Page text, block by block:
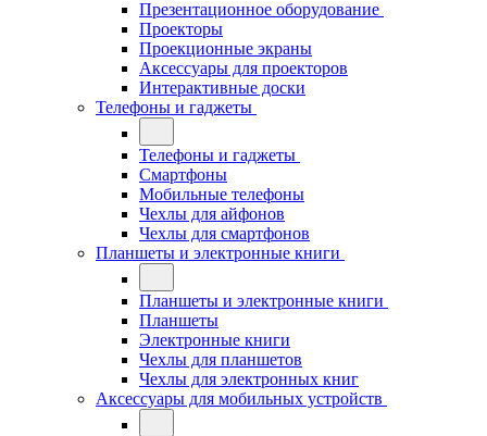
Презентационное оборудование
Проекторы
Проекционные экраны
Аксессуары для проекторов
Интерактивные доски
Телефоны и гаджеты
Телефоны и гаджеты
Смартфоны
Мобильные телефоны
Чехлы для айфонов
Чехлы для смартфонов
Планшеты и электронные книги
Планшеты и электронные книги
Планшеты
Электронные книги
Чехлы для планшетов
Чехлы для электронных книг
Аксессуары для мобильных устройств